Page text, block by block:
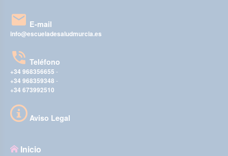
E-mail
info@escueladesaludmurcia.es
Teléfono
+34 968356655 -
+34 968359348 -
+34 673992510
Aviso Legal
Inicio